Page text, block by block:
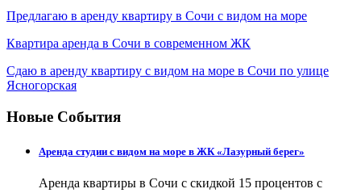
Предлагаю в аренду квартиру в Сочи с видом на море
Квартира аренда в Сочи в современном ЖК
Сдаю в аренду квартиру с видом на море в Сочи по улице
Ясногорская
Новые События
Аренда студии с видом на море в ЖК «Лазурный берег»
Аренда квартиры в Сочи с скидкой 15 процентов с